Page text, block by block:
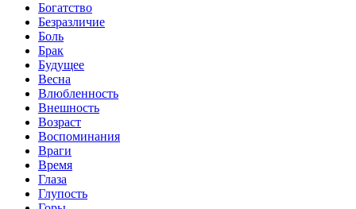
Богатство
Безразличие
Боль
Брак
Будущее
Весна
Влюбленность
Внешность
Возраст
Воспоминания
Враги
Время
Глаза
Глупость